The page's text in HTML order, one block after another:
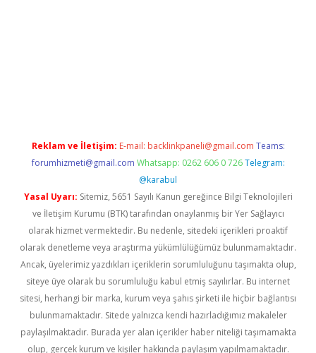
Reklam ve İletişim: E-mail: backlinkpaneli@gmail.com Teams:
forumhizmeti@gmail.com Whatsapp: 0262 606 0 726 Telegram:
@karabul
Yasal Uyarı: Sitemiz, 5651 Sayılı Kanun gereğince Bilgi Teknolojileri
ve İletişim Kurumu (BTK) tarafından onaylanmış bir Yer Sağlayıcı
olarak hizmet vermektedir. Bu nedenle, sitedeki içerikleri proaktif
olarak denetleme veya araştırma yükümlülüğümüz bulunmamaktadır.
Ancak, üyelerimiz yazdıkları içeriklerin sorumluluğunu taşımakta olup,
siteye üye olarak bu sorumluluğu kabul etmiş sayılırlar. Bu internet
sitesi, herhangi bir marka, kurum veya şahıs şirketi ile hiçbir bağlantısı
bulunmamaktadır. Sitede yalnızca kendi hazırladığımız makaleler
paylaşılmaktadır. Burada yer alan içerikler haber niteliği taşımamakta
olup, gerçek kurum ve kişiler hakkında paylaşım yapılmamaktadır.